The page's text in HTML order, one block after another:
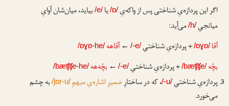
اگر این پردازه‌یِ شناختی پس از واکه‌یِ/ɒ/یا/e/بیاید، میان‌شان آوایِ
میانجیِ/h/می‌آید:
آقا /ɒɣɒ/+ پردازه‌یِ شناختیِ/-e/
←آقاهه/ɒɣɒ-he/
بچّه/bæʧʧe/+ پردازه‌یِ شناختیِ/-e/
← بچّه‌هه/bæʧʧe-he/
پردازه‌یِ شناختیِ/-u/، که در ساختارِضمیرِ اشاره‌یِ مبهمِ/jɒr-u/به چشم
می‌خورد.